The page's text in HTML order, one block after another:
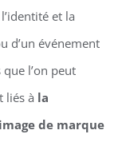
et la
d’un événement
l’on peut
liés à la
de marque